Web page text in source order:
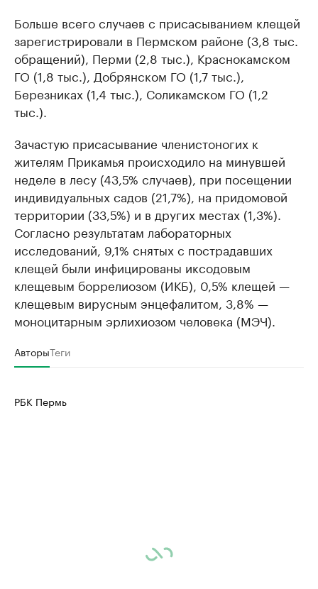
Больше всего случаев с присасыванием клещей
зарегистрировали в Пермском районе (3,8 тыс.
обращений), Перми (2,8 тыс.), Краснокамском
ГО (1,8 тыс.), Добрянском ГО (1,7 тыс.),
Березниках (1,4 тыс.), Соликамском ГО (1,2
тыс.).
Зачастую присасывание членистоногих к
жителям Прикамья происходило на минувшей
неделе в лесу (43,5% случаев), при посещении
индивидуальных садов (21,7%), на придомовой
территории (33,5%) и в других местах (1,3%).
Согласно результатам лабораторных
исследований, 9,1% снятых с пострадавших
клещей были инфицированы иксодовым
клещевым боррелиозом (ИКБ), 0,5% клещей —
клещевым вирусным энцефалитом, 3,8% —
моноцитарным эрлихиозом человека (МЭЧ).
АвторыТеги
РБК Пермь